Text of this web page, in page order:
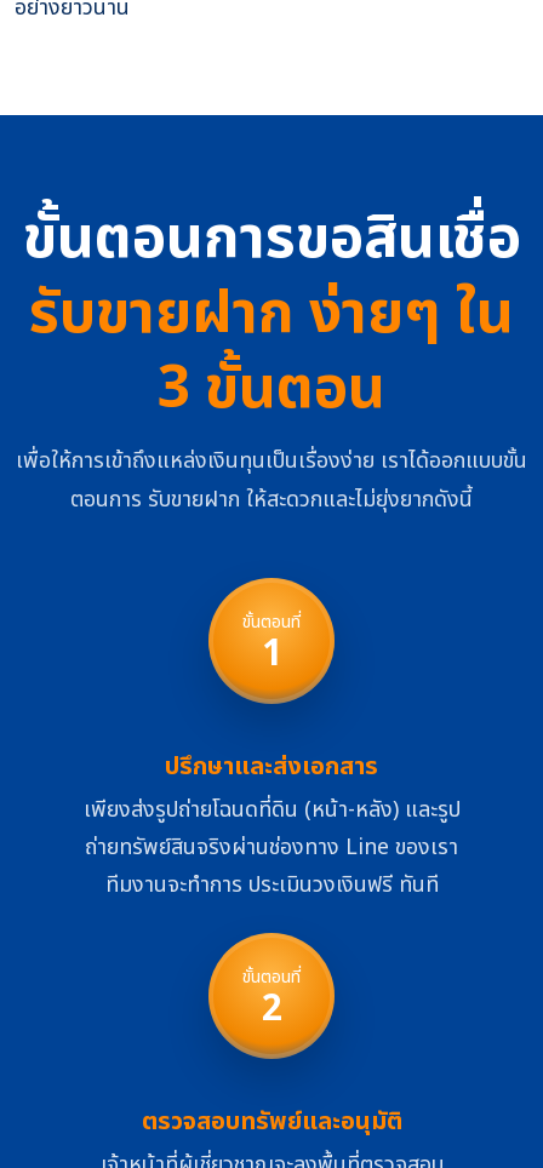
อย่างยาวนาน
ขั้นตอนการขอสินเชื่อ
รับขายฝาก ง่ายๆ ใน
3 ขั้นตอน
เพื่อให้การเข้าถึงแหล่งเงินทุนเป็นเรื่องง่าย เราได้ออกแบบขั้น
ตอนการ รับขายฝาก ให้สะดวกและไม่ยุ่งยากดังนี้
ขั้นตอนที่
1
ปรึกษาและส่งเอกสาร
เพียงส่งรูปถ่ายโฉนดที่ดิน (หน้า-หลัง) และรูป
ถ่ายทรัพย์สินจริงผ่านช่องทาง Line ของเรา
ทีมงานจะทำการ ประเมินวงเงินฟรี ทันที
ขั้นตอนที่
2
ตรวจสอบทรัพย์และอนุมัติ